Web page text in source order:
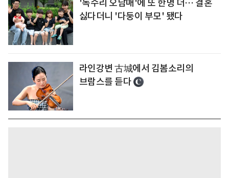
'독수리 오남매'에 또 한명 더… 결혼
싫다더니 '다둥이 부모' 됐다
라인강변 古城에서 김봄소리의
브람스를 듣다